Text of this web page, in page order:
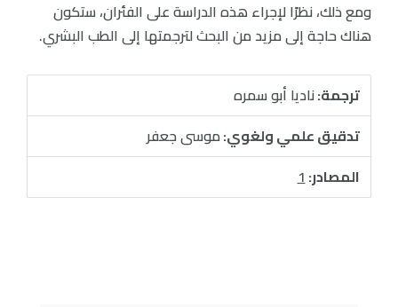
ومع ذلك، نظرًا لإجراء هذه الدراسة على الفئران، ستكون
هناك حاجة إلى مزيد من البحث لترجمتها إلى الطب البشري.
ترجمة:ناديا أبو سمره
تدقيق علمي ولغوي:موسى جعفر
المصادر:1